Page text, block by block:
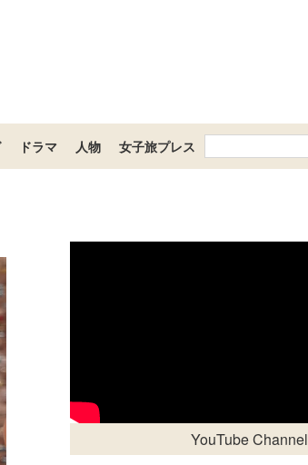
ドラマ 人物 女子旅プレス
YouTube Channel